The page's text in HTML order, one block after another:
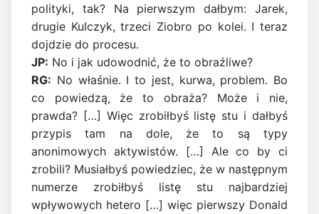
polityki, tak? Na pierwszym dałbym: Jarek,
drugie Kulczyk, trzeci Ziobro po kolei. I teraz
dojdzie do procesu.
JP: No i jak udowodnić, że to obraźliwe?
RG: No właśnie. I to jest, kurwa, problem. Bo
co powiedzą, że to obraża? Może i nie,
prawda? […] Więc zrobiłbyś listę stu i dałbyś
przypis tam na dole, że to są typy
anonimowych aktywistów. […] Ale co by ci
zrobili? Musiałbyś powiedziec, że w następnym
numerze zrobiłbyś listę stu najbardziej
wpływowych hetero […] więc pierwszy Donald